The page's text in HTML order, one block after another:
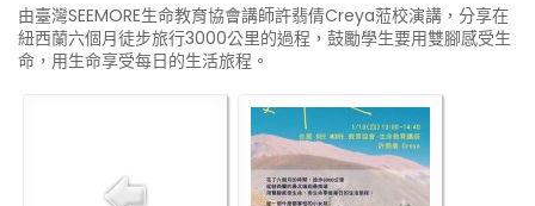
由臺灣SEEMORE生命教育協會講師許翡倩Creya蒞校演講，分享在
紐西蘭六個月徒步旅行3000公里的過程，鼓勵學生要用雙腳感受生
命，用生命享受每日的生活旅程。